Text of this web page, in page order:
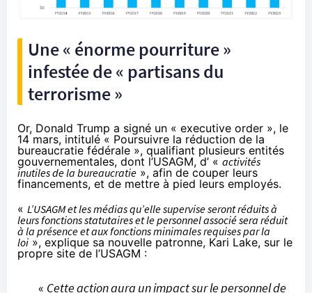
Une « énorme pourriture »
infestée de « partisans du
terrorisme »
Or, Donald Trump a signé un « executive order », le
14 mars, intitulé « Poursuivre la réduction de la
bureaucratie fédérale », qualifiant plusieurs entités
gouvernementales, dont l’USAGM, d’ « activités
inutiles de la bureaucratie », afin de couper leurs
financements, et de mettre à pied leurs employés.
« L’USAGM et les médias qu’elle supervise seront réduits à
leurs fonctions statutaires et le personnel associé sera réduit
à la présence et aux fonctions minimales requises par la
loi », explique sa nouvelle patronne, Kari Lake, sur le
propre site de l’USAGM :
« Cette action aura un impact sur le personnel de